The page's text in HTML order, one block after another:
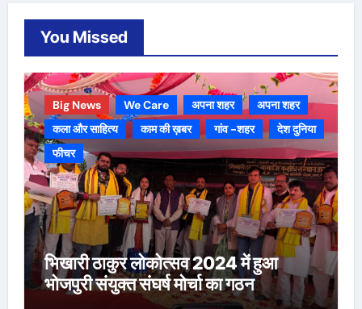
You Missed
Big News We Care अपना शहर
अपना शहर
कला और साहित्य
काम की ख़बर गांव -शहर
देश दुनिया
फीचर
भिखारी ठाकुर लोकोत्सव 2024 में हुआ
भोजपुरी संयुक्त संघर्ष मोर्चा का गठन